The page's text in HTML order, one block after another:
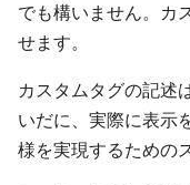
でも構いません。カ
せます。
カスタムタグの記述は
いだに、実際に表示
様を実現するための